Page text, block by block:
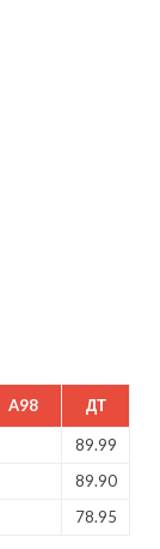
A98 ДТ
89.99
89.90
78.95